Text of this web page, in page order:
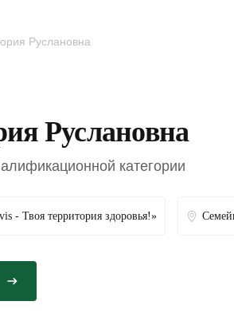
Руслановна
Руслановна
категории
- Твоя территория здоровья!»